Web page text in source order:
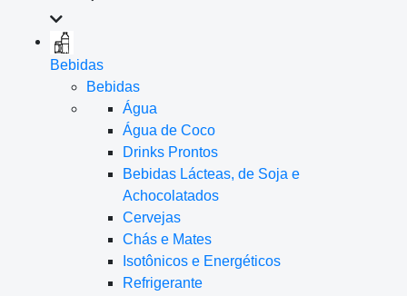
Bebidas
Bebidas
Água
Água de Coco
Drinks Prontos
Bebidas Lácteas, de Soja e
Achocolatados
Cervejas
Chás e Mates
Isotônicos e Energéticos
Refrigerante